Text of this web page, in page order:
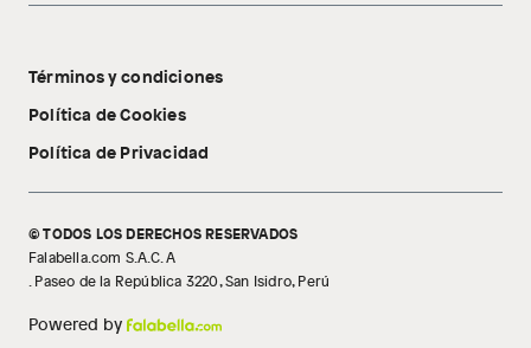
Tecnología Pillow Walk
Libro de reclamaciones
Términos y condiciones
Política de Cookies
Política de Privacidad
© TODOS LOS DERECHOS RESERVADOS
Falabella.com S.A.C. A
. Paseo de la República 3220, San Isidro, Perú
Powered by